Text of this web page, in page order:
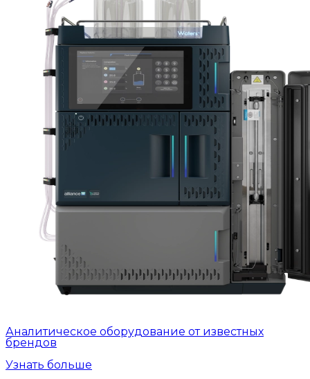
Аналитическое оборудование от известных
брендов
Узнать больше